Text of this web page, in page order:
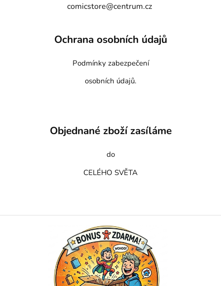
comicstore@centrum.cz
Ochrana osobních údajů
Podmínky zabezpečení
osobních údajů.
Objednané zboží zasíláme
do
CELÉHO SVĚTA